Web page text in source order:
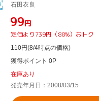
石田衣良
¥99円
定価より739円（88%）おトク
110円(8/4時点の価格)
獲得ポイント 0P
在庫あり
発売年月日：2008/03/15